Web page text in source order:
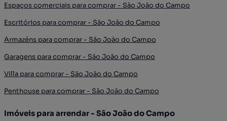
Espaços comerciais para comprar - São João do Campo
Escritórios para comprar - São João do Campo
Armazéns para comprar - São João do Campo
Garagens para comprar - São João do Campo
Villa para comprar - São João do Campo
Penthouse para comprar - São João do Campo
Imóveis para arrendar - São João do Campo